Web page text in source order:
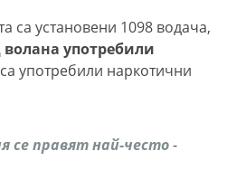
са установени 1098 водача,
употребили
употребили наркотични
се правят най-често-